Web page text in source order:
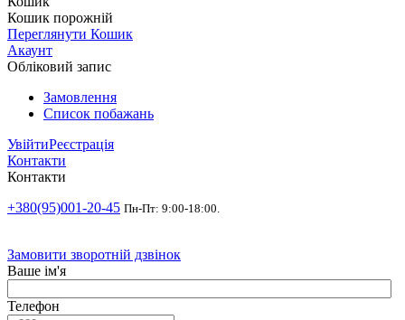
Кошик порожній
Переглянути Кошик
Акаунт
Обліковий запис
Замовлення
Список побажань
УвійтиРеєстрація
Контакти
Контакти
+380(95)001-20-45 Пн-Пт: 9:00-18:00.
Замовити зворотній дзвінок
Ваше ім'я
Телефон